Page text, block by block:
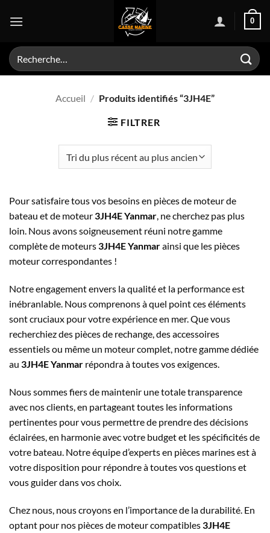
0
Recherche
pour :
Accueil / Produits identifiés “3JH4E”
FILTRER
Pour satisfaire tous vos besoins en pièces de moteur de
bateau et de moteur3JH4E Yanmar, ne cherchez pas plus
loin. Nous avons soigneusement réuni notre gamme
complète de moteurs3JH4E Yanmarainsi que les pièces
moteur correspondantes !
Notre engagement envers la qualité et la performance est
inébranlable. Nous comprenons à quel point ces éléments
sont cruciaux pour votre expérience en mer. Que vous
recherchiez des pièces de rechange, des accessoires
essentiels ou même un moteur complet, notre gamme dédiée
au 3JH4E Yanmar répondra à toutes vos exigences.
Nous sommes fiers de maintenir une totale transparence
avec nos clients, en partageant toutes les informations
pertinentes pour vous permettre de prendre des décisions
éclairées, en harmonie avec votre budget et les spécificités de
votre bateau. Notre équipe d’experts en pièces marines est à
votre disposition pour répondre à toutes vos questions et
vous guider dans vos choix.
Chez nous, nous croyons en l’importance de la durabilité. En
optant pour nos pièces de moteur compatibles3JH4E